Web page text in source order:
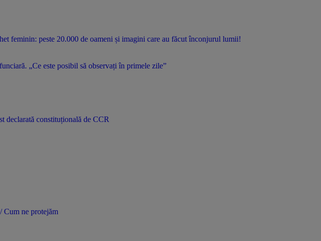
feminin: peste 20.000 de oameni și imagini care au făcut înconjurul lumii!
„Ce este posibil să observați în primele zile”
declarată constituțională de CCR
Cum ne protejăm